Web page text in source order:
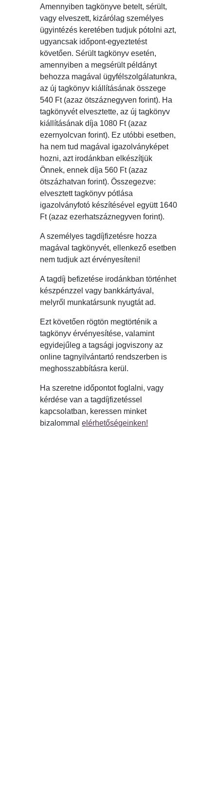
Amennyiben tagkönyve betelt, sérült,
vagy elveszett, kizárólag személyes
ügyintézés keretében tudjuk pótolni azt,
ugyancsak időpont-egyeztetést
követően. Sérült tagkönyv esetén,
amennyiben a megsérült példányt
behozza magával ügyfélszolgálatunkra,
az új tagkönyv kiállításának összege
540 Ft (azaz ötszáznegyven forint). Ha
tagkönyvét elvesztette, az új tagkönyv
kiállításának díja 1080 Ft (azaz
ezernyolcvan forint). Ez utóbbi esetben,
ha nem tud magával igazolványképet
hozni, azt irodánkban elkészítjük
Önnek, ennek díja 560 Ft (azaz
ötszázhatvan forint). Összegezve:
elvesztett tagkönyv pótlása
igazolványfotó készítésével együtt 1640
Ft (azaz ezerhatszáznegyven forint).
A személyes tagdíjfizetésre hozza
magával tagkönyvét, ellenkező esetben
nem tudjuk azt érvényesíteni!
A tagdíj befizetése irodánkban történhet
készpénzzel vagy bankkártyával,
melyről munkatársunk nyugtát ad.
Ezt követően rögtön megtörténik a
tagkönyv érvényesítése, valamint
egyidejűleg a tagsági jogviszony az
online tagnyilvántartó rendszerben is
meghosszabbításra kerül.
Ha szeretne időpontot foglalni, vagy
kérdése van a tagdíjfizetéssel
kapcsolatban, keressen minket
bizalommalelérhetőségeinken!